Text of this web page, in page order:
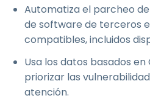
Automatiza el parcheo
de software de terceros
compatibles, incluidos
Usa los datos basados
priorizar las
atención.